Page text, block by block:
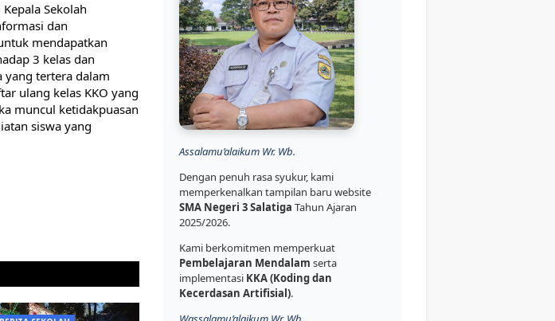
Sekolah
dan
mendapatkan
3 kelas dan
yang tertera dalam
ulang kelas KKO yang
muncul ketidakpuasan
siswa yang
Assalamu’alaikum Wr. Wb.
Dengan penuh rasa syukur, kami
memperkenalkan tampilan baru website
SMA Negeri 3 Salatiga Tahun Ajaran
2025/2026.
Kami berkomitmen memperkuat
Pembelajaran Mendalam serta
implementasi KKA (Koding dan
Kecerdasan Artifisial).